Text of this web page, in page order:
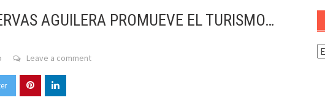
AGUILERA PROMUEVE EL TURISMO…
Leave a comment